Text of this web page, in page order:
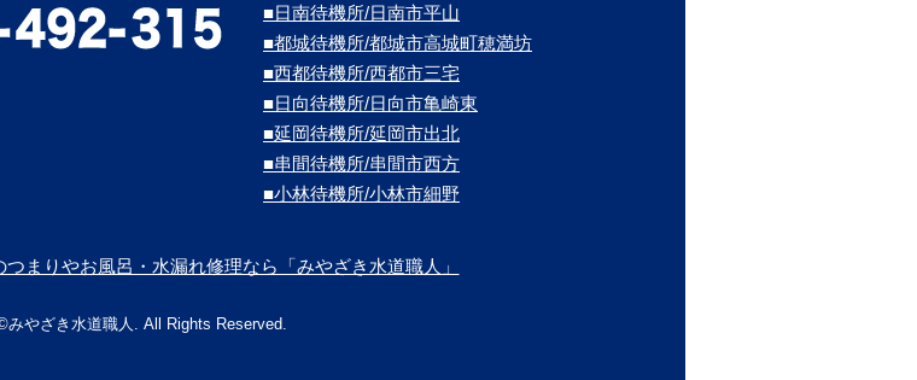
■日南待機所/日南市平山
■都城待機所/都城市高城町穂満坊
■西都待機所/西都市三宅
■日向待機所/日向市亀崎東
■延岡待機所/延岡市出北
■串間待機所/串間市西方
■小林待機所/小林市細野
まりやお風呂・水漏れ修理なら「みやざき水道職人」
みやざき水道職人. All Rights Reserved.